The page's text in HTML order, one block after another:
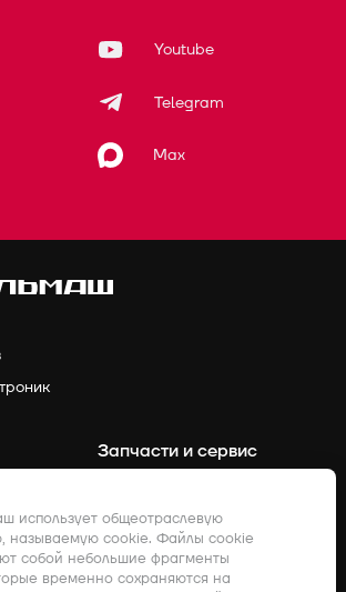
Youtube
Telegram
Max
Запчасти и сервис
Клиенты о нас
Акции
использует общеотраслевую
называемую cookie. Файлы cookie
собой небольшие фрагменты
временно сохраняются на